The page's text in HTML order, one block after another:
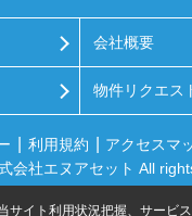
会社概要
物件リクエス
利用規約 アクセスマ
会社エヌアセット All
サイト利用状況把握、サービ